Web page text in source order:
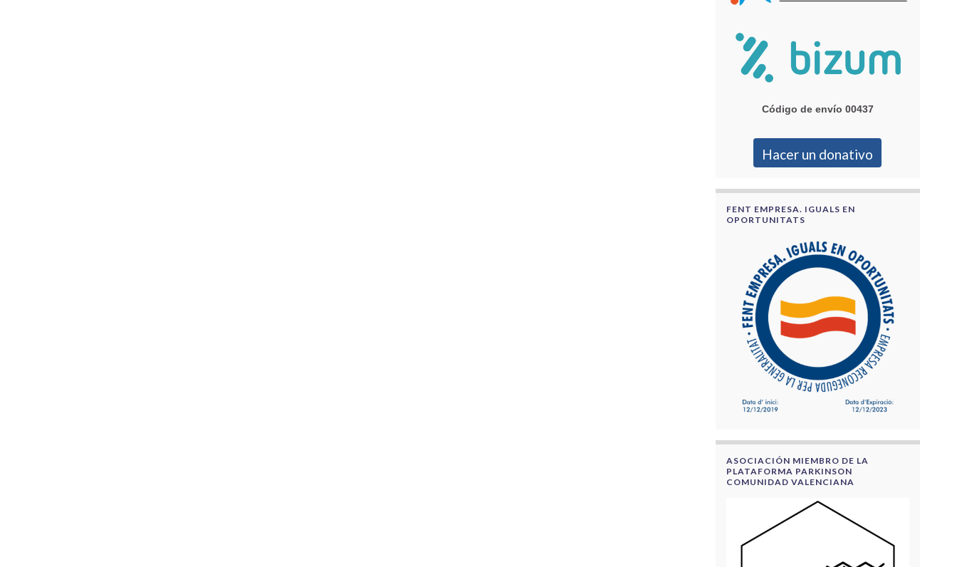
Código de envío 00437
Hacer un donativo
FENT EMPRESA. IGUALS EN
OPORTUNITATS
ASOCIACIÓN MIEMBRO DE LA
PLATAFORMA PARKINSON
COMUNIDAD VALENCIANA